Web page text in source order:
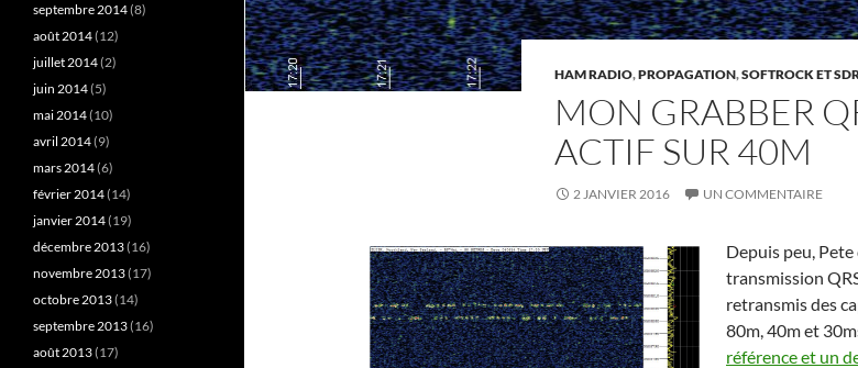
HAM RADIO,PROPAGATION,SOFTROCK ET SDR
MON GRABBER
ACTIF SUR 40M
2 JANVIER 2016 UN COMMENTAIRE
Depuis peu,
transmission
retransmis des
80m, 40m et
référence et un
septembre 2014(8)
août 2014(12)
juillet 2014(2)
juin 2014(5)
mai 2014(10)
avril 2014(9)
mars 2014(6)
février 2014(14)
janvier 2014(19)
décembre 2013(16)
novembre 2013(17)
octobre 2013(14)
septembre 2013(16)
août 2013(17)